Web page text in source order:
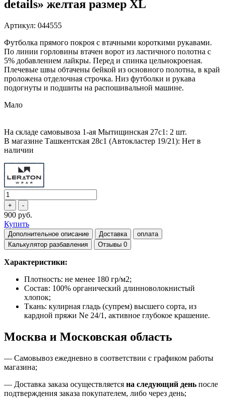
details» желтая размер XL
Артикул: 044555
Футболка прямого покроя с втачными короткими рукавами.
По линии горловины втачен ворот из ластичного полотна с
5% добавлением лайкры. Перед и спинка цельнокроеная.
Плечевые швы обтачены бейкой из основного полотна, в край
проложена отделочная строчка. Низ футболки и рукава
подогнуты и подшиты на распошивальной машине.
Мало
На складе самовывоза 1-ая Мытищинская 27с1: 2 шт.
В магазине Ташкентская 28с1 (Автокластер 19/21): Нет в
наличии
900 руб.
Купить
Дополнительное описание Доставка
оплата
Калькулятор разбавления
Отзывы 0
Характеристики:
Плотность: не менее 180 гр/м2;
Состав: 100% органический длинноволокнистый
хлопок;
Ткань: кулирная гладь (супрем) высшего сорта, из
кардной пряжи Ne 24/1, активное глубокое крашение.
Москва и Московская область
— Самовывоз ежедневно в соответствии с графиком работы
магазина;
— Доставка заказа осуществляется на следующий день после
подтверждения заказа покупателем, либо через день;